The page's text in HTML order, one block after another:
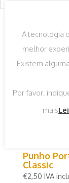
Punho
Classic
€2,50 IVA
A tecnologia
melhor
Existem
Por favor,
mais